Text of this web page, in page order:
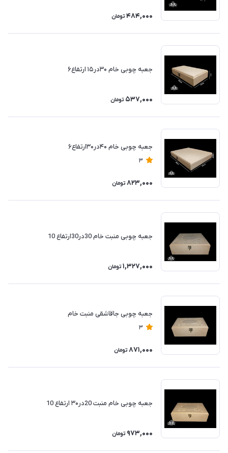
484,000 تومان
جعبه چوبی خام ۳۰در۱۵ ارتفاع۶
537,000 تومان
جعبه چوبی خام ۴۰در۳۰ارتفاع۶
3
823,000 تومان
جعبه چوبی منبت خام 30در30ارتفاع 10
1,327,000 تومان
جعبه چوبی جاقاشقی منبت خام
3
871,000 تومان
جعبه چوبی خام منبت 20در۳۰ ارتفاع 10
973,000 تومان